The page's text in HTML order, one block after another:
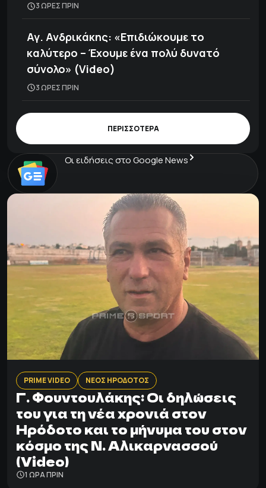
3 ΩΡΕΣ ΠΡΙΝ
Αγ. Ανδρικάκης: «Επιδιώκουμε το
καλύτερο – Έχουμε ένα πολύ δυνατό
σύνολο» (Video)
3 ΩΡΕΣ ΠΡΙΝ
ΠΕΡΙΣΣΟΤΕΡΑ
Οι ειδήσεις στο Google News
PRIME VIDEO ΝΕΟΣ ΗΡΟΔΟΤΟΣ
Γ. Φουντουλάκης: Οι δηλώσεις
του για τη νέα χρονιά στον
Ηρόδοτο και το μήνυμα του στον
κόσμο της Ν. Αλικαρνασσού
(Video)
1 ΩΡΑ ΠΡΙΝ